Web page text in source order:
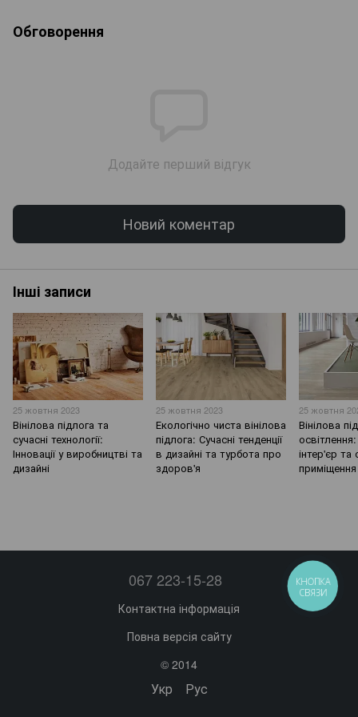
Обговорення
Додайте перший відгук
Новий коментар
Інші записи
25 жовтня 2023
Вінілова підлога та
сучасні технології:
Інновації у виробництві та
дизайні
25 жовтня 2023
Екологічно чиста вінілова
підлога: Сучасні тенденції
в дизайні та турбота про
здоров'я
25 жовтня
Вінілова
інтер'єр та
приміщення
067 223-15-28
Контактна інформація
Повна версія сайту
© 2014
Укр Рус
КНОПКА
СВЯЗИ